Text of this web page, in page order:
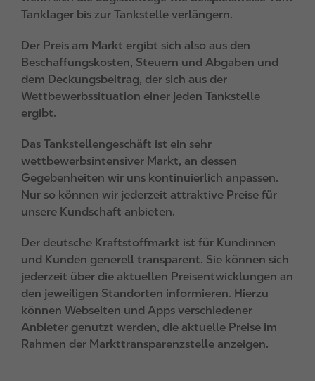
Tanklager bis zur Tankstelle verlängern.
Der Preis am Markt ergibt sich also aus den
Beschaffungskosten, Steuern und Abgaben und
dem Deckungsbeitrag, der sich aus der
Wettbewerbssituation einer jeden Tankstelle
ergibt.
Das Tankstellengeschäft ist ein sehr
wettbewerbsintensiver Markt, an dessen
Gegebenheiten wir uns kontinuierlich anpassen.
Nur so können wir jederzeit attraktive Preise für
unsere Kundschaft anbieten.
Der deutsche Kraftstoffmarkt ist für Kundinnen
und Kunden generell transparent. Sie können sich
jederzeit über die aktuellen Preisentwicklungen an
den jeweiligen Standorten informieren. Hierzu
können Webseiten und Apps verschiedener
Anbieter genutzt werden, die aktuelle Preise im
Rahmen der Markttransparenzstelle anzeigen.